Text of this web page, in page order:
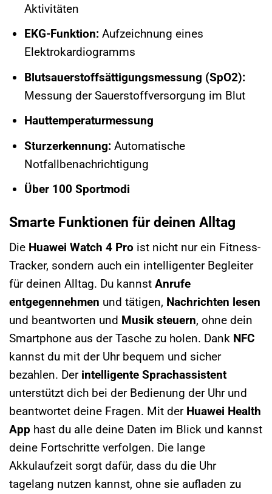
Aktivitäten
EKG-Funktion:Aufzeichnung eines
Elektrokardiogramms
Blutsauerstoffsättigungsmessung (SpO2):
Messung der Sauerstoffversorgung im Blut
Hauttemperaturmessung
Sturzerkennung:Automatische
Notfallbenachrichtigung
Über 100 Sportmodi
Smarte Funktionen für deinen Alltag
Die Huawei Watch 4 Pro ist nicht nur ein Fitness-
Tracker, sondern auch ein intelligenter Begleiter
für deinen Alltag. Du kannst Anrufe
entgegennehmen und tätigen, Nachrichten lesen
und beantworten und Musik steuern, ohne dein
Smartphone aus der Tasche zu holen. Dank NFC
kannst du mit der Uhr bequem und sicher
bezahlen. Der intelligente Sprachassistent
unterstützt dich bei der Bedienung der Uhr und
beantwortet deine Fragen. Mit der Huawei Health
App hast du alle deine Daten im Blick und kannst
deine Fortschritte verfolgen. Die lange
Akkulaufzeit sorgt dafür, dass du die Uhr
tagelang nutzen kannst, ohne sie aufladen zu